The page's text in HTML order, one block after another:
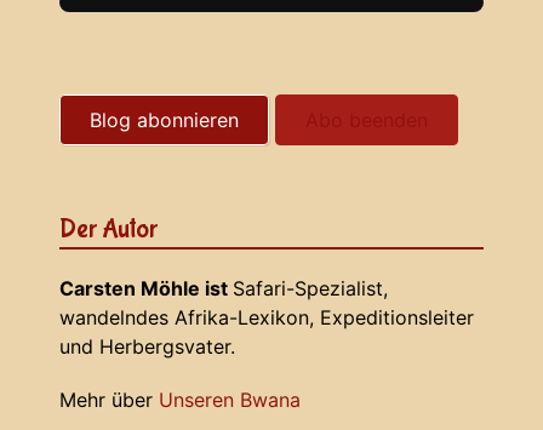
Blog abonnieren
Der Autor
Carsten Möhle ist Safari-Spezialist,
wandelndes Afrika-Lexikon, Expeditionsleiter
und Herbergsvater.
Mehr über Unseren Bwana